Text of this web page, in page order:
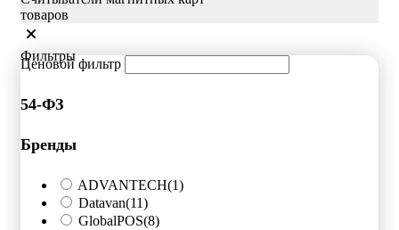
товаров
Фильтры
Ценовой фильтр
54-ФЗ
Бренды
ADVANTECH(1)
Datavan(11)
GlobalPOS(8)